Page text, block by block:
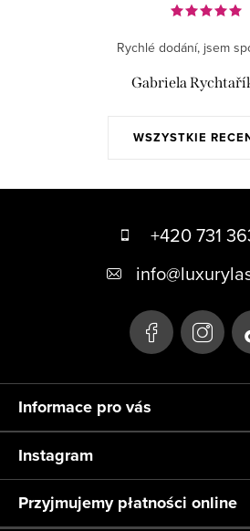
WSZYSTKIE
Rychlé dodání, jsem
Gabriela
+420 731
info@
Informace pro vás
Instagram
Przyjmujemy płatności online